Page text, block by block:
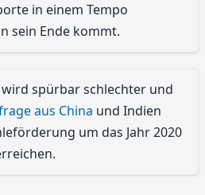
in einem Tempo
sein Ende kommt.
spürbar schlechter und
aus China und Indien
um das Jahr 2020